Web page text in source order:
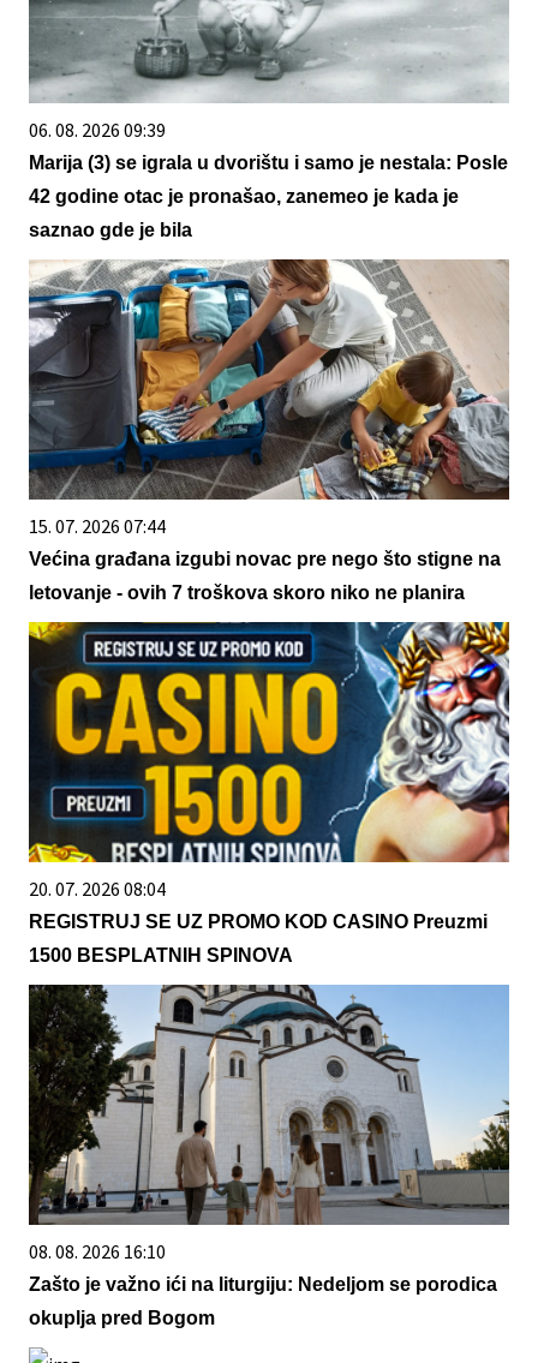
06. 08. 2026 09:39
Marija (3) se igrala u dvorištu i samo je nestala: Posle
42 godine otac je pronašao, zanemeo je kada je
saznao gde je bila
15. 07. 2026 07:44
Većina građana izgubi novac pre nego što stigne na
letovanje - ovih 7 troškova skoro niko ne planira
20. 07. 2026 08:04
REGISTRUJ SE UZ PROMO KOD CASINO Preuzmi
1500 BESPLATNIH SPINOVA
08. 08. 2026 16:10
Zašto je važno ići na liturgiju: Nedeljom se porodica
okuplja pred Bogom